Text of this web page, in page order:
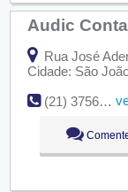
Audic
Rua José
Cidade: São
(21) 3756-0058